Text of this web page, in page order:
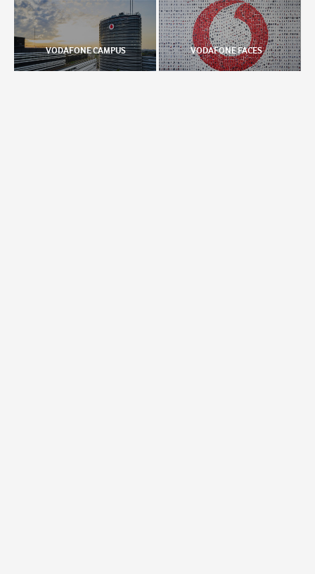
VODAFONE CAMPUS VODAFONE FACES